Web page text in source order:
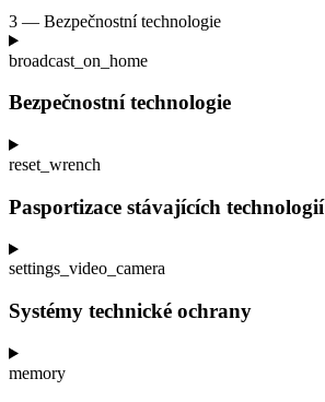
3 — Bezpečnostní technologie
broadcast_on_home
Bezpečnostní technologie
reset_wrench
Pasportizace stávajících technologií
settings_video_camera
Systémy technické ochrany
memory